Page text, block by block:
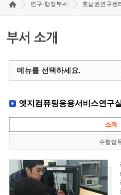
연구·행정부서 호남권연구센
부서 소개
메뉴를 선택하세요.
엣지컴퓨팅응용서비스연구실
소개
수행업